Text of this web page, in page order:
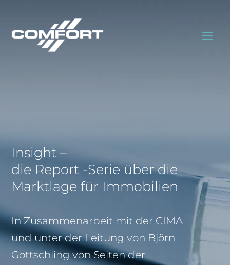
Insight –
die Report -Serie über die
Marktlage für Immobilien
In Zusammenarbeit mit der CIMA
und unter der Leitung von Björn
Gottschling von Seiten der